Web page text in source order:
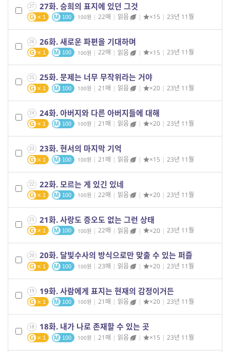
27 27화. 승희의 표지에 있던 그것
1 100 100 | 22매 | 읽음 | ×15 | 23년 11월
26 26화. 새로운 파편을 기대하며
1 100 100 | 22매 | 읽음 | ×15 | 23년 11월
25 25화. 문제는 너무 무작위라는 거야
1 100 100 | 21매 | 읽음 | ×20 | 23년 11월
24 24화. 아버지와 다른 아버지들에 대해
1 100 100 | 21매 | 읽음 | ×20 | 23년 11월
23 23화. 현서의 마지막 기억
1 100 100 | 21매 | 읽음 | ×15 | 23년 11월
22 22화. 모르는 게 있긴 있네
1 100 100 | 22매 | 읽음 | ×20 | 23년 11월
21 21화. 사랑도 증오도 없는 그런 상태
1 100 100 | 22매 | 읽음 | ×20 | 23년 11월
20 20화. 달빛수사의 방식으로만 맞출 수 있는 퍼즐
1 100 100 | 23매 | 읽음 | ×20 | 23년 11월
19 19화. 사람에게 표지는 현재의 감정이거든
1 100 100 | 21매 | 읽음 | ×20 | 23년 11월
18 18화. 내가 나로 존재할 수 있는 곳
1 100 100 | 21매 | 읽음 | ×15 | 23년 11월